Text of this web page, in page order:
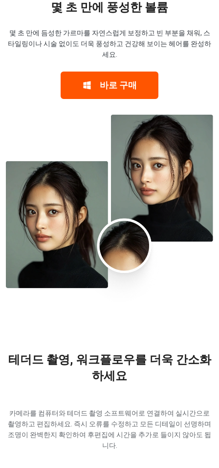
몇 초 만에 풍성한 볼륨
몇 초 만에 듬성한 가르마를 자연스럽게 보정하고 빈 부분을 채워, 스
타일링이나 시술 없이도 더욱 풍성하고 건강해 보이는 헤어를 완성하
세요.
바로 구매
테더드 촬영, 워크플로우를 더욱 간소화
하세요
카메라를 컴퓨터와 테더드 촬영 소프트웨어로 연결하여 실시간으로
촬영하고 편집하세요. 즉시 오류를 수정하고 모든 디테일이 선명하며
조명이 완벽한지 확인하여 후편집에 시간을 추가로 들이지 않아도 됩
니다.